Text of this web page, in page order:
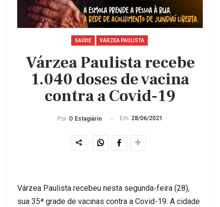
SAÚDE VÁRZEA PAULISTA
Várzea Paulista recebe
1.040 doses de vacina
contra a Covid-19
Por O Estagiário Em 28/06/2021
Várzea Paulista recebeu nesta segunda-feira (28),
sua 35ª grade de vacinas contra a Covid-19. A cidade